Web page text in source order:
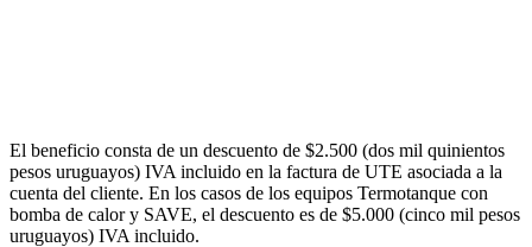
El beneficio consta de un descuento de $2.500 (dos mil quinientos
pesos uruguayos) IVA incluido en la factura de UTE asociada a la
cuenta del cliente. En los casos de los equipos Termotanque con
bomba de calor y SAVE, el descuento es de $5.000 (cinco mil pesos
uruguayos) IVA incluido.